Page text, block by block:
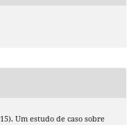
Um estudo de caso sobre